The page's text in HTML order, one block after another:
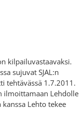
kilpailuvastaavaksi.
sujuvat SJAL:n
tehtävässä 1.7.2011.
ilmoittamaan Lehdolle
Lehto tekee